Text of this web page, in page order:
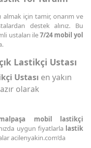
için tamir, onarım ve
destek alınız. Bu
ustaları ile7/24 mobil yol
Lastikçi Ustası
Ustası en yakın
olarak
mobil lastikçi
uygun fiyatlarla lastik
acilenyakin.com’da